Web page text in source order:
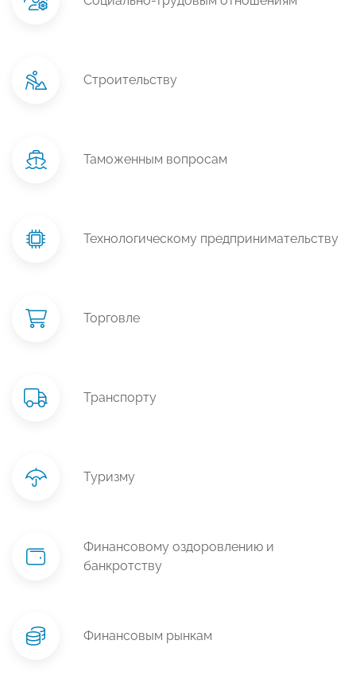
Строительству
Таможенным вопросам
Технологическому предпринимательству
Торговле
Транспорту
Туризму
Финансовому оздоровлению и
банкротству
Финансовым рынкам